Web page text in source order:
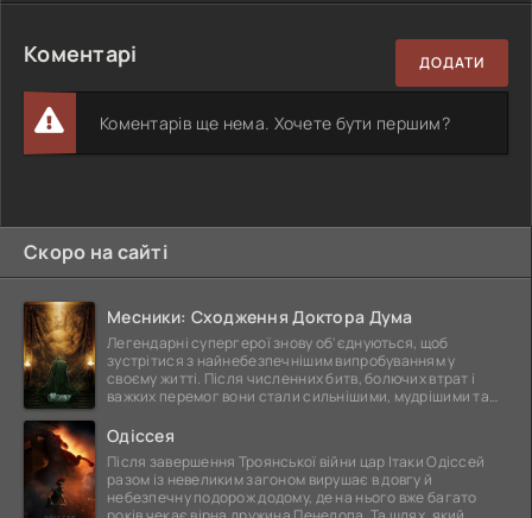
Коментарі ДОДАТИ
Коментарів ще нема. Хочете бути першим?
Скоро на сайті
Месники: Сходження Доктора Дума
Легендарні супергерої знову об'єднуються, щоб
зустрітися з найнебезпечнішим випробуванням у
своєму житті. Після численних битв, болючих втрат і
важких перемог вони стали сильнішими, мудрішими та
Одіссея
Після завершення Троянської війни цар Ітаки Одіссей
разом із невеликим загоном вирушає в довгу й
небезпечну подорож додому, де на нього вже багато